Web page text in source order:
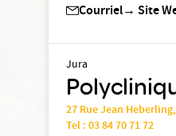
Courriel→ Site
Jura
27 Rue Jean
Tel :03 84 70 71 72